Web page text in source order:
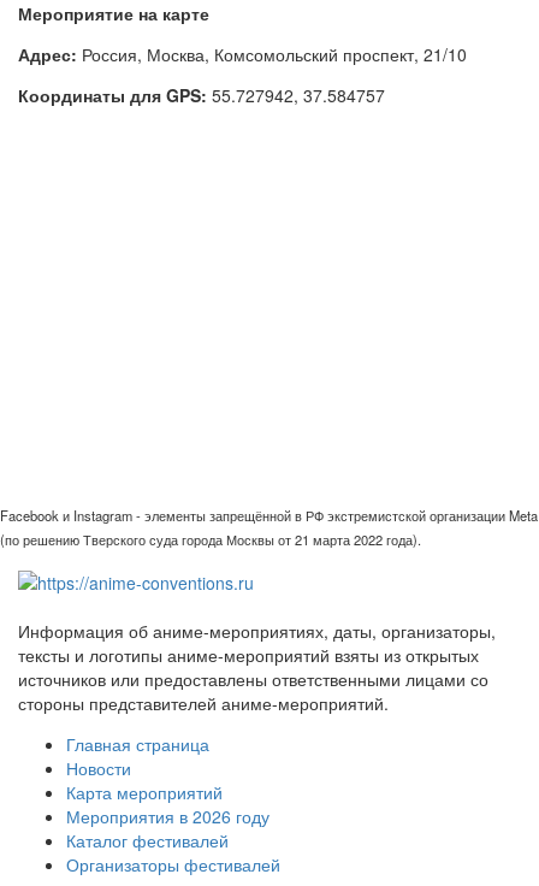
Мероприятие на карте
Адрес: Россия, Москва, Комсомольский проспект, 21/10
Координаты для GPS: 55.727942, 37.584757
Facebook и Instagram - элементы запрещённой в РФ экстремистской организации Meta
(по решению Тверского суда города Москвы от 21 марта 2022 года).
Информация об аниме-мероприятиях, даты, организаторы,
тексты и логотипы аниме-мероприятий взяты из открытых
источников или предоставлены ответственными лицами со
стороны представителей аниме-мероприятий.
Главная страница
Новости
Карта мероприятий
Мероприятия в 2026 году
Каталог фестивалей
Организаторы фестивалей